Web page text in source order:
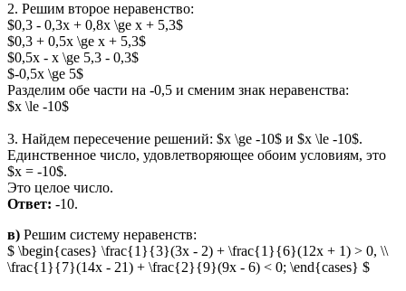
2. Решим второе неравенство:
$0,3 - 0,3x + 0,8x \ge x + 5,3$
$0,3 + 0,5x \ge x + 5,3$
$0,5x - x \ge 5,3 - 0,3$
$-0,5x \ge 5$
Разделим обе части на -0,5 и сменим знак неравенства:
$x \le -10$
3. Найдем пересечение решений: $x \ge -10$ и $x \le -10$.
Единственное число, удовлетворяющее обоим условиям, это
$x = -10$.
Это целое число.
Ответ: -10.
в) Решим систему неравенств:
$ \begin{cases} \frac{1}{3}(3x - 2) + \frac{1}{6}(12x + 1) > 0, \\
\frac{1}{7}(14x - 21) + \frac{2}{9}(9x - 6) < 0; \end{cases} $